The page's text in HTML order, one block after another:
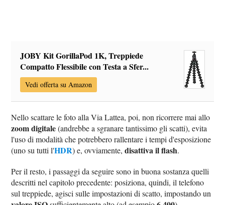
JOBY Kit GorillaPod 1K, Treppiede
Compatto Flessibile con Testa a Sfer...
Vedi offerta su Amazon
Nello scattare le foto alla Via Lattea, poi, non ricorrere mai allo
zoom digitale(andrebbe a sgranare tantissimo gli scatti), evita
l'uso di modalità che potrebbero rallentare i tempi d'esposizione
(uno su tutti l'HDR) e, ovviamente,disattiva il flash.
Per il resto, i passaggi da seguire sono in buona sostanza quelli
descritti nel capitolo precedente: posiziona, quindi, il telefono
sul treppiede, agisci sulle impostazioni di scatto, impostando un